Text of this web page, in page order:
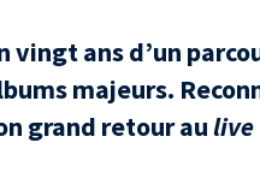
vingt ans d’un
majeurs.
grand retour aulive